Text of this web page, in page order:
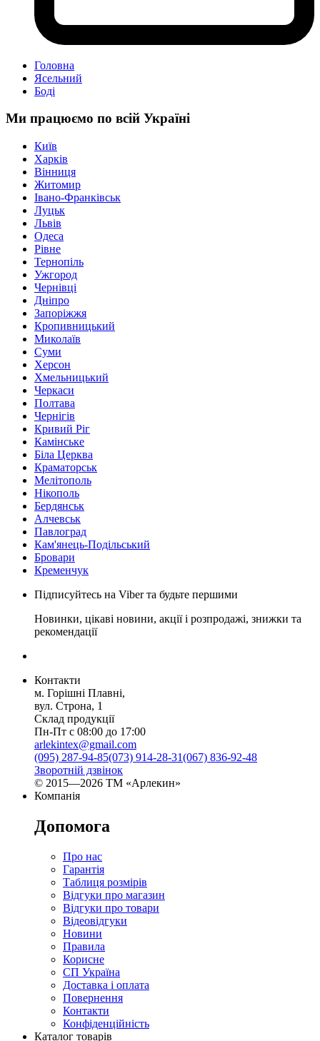
Головна
Ясельний
Боді
Ми працюємо по всій Україні
Київ
Харків
Вінниця
Житомир
Івано-Франківськ
Луцьк
Львів
Одеса
Рівне
Тернопіль
Ужгород
Чернівці
Дніпро
Запоріжжя
Кропивницький
Миколаїв
Суми
Херсон
Хмельницький
Черкаси
Полтава
Чернігів
Кривий Ріг
Камінське
Біла Церква
Краматорськ
Мелітополь
Нікополь
Бердянськ
Алчевськ
Павлоград
Кам'янець-Подільський
Бровари
Кременчук
Підписуйтесь на Viber та будьте першими
Новинки, цікаві новини, акції і розпродажі, знижки та
рекомендації
Контакти
м. Горішні Плавні,
вул. Строна, 1
Склад продукції
Пн-Пт с 08:00 до 17:00
arlekintex@gmail.com
(095) 287-94-85(073) 914-28-31(067) 836-92-48
Зворотній дзвінок
© 2015—2026 ТМ «Арлекин»
Компанія
Допомога
Про нас
Гарантія
Таблиця розмірів
Відгуки про магазин
Відгуки про товари
Відеовідгуки
Новини
Правила
Корисне
СП Україна
Доставка і оплата
Повернення
Контакти
Конфіденційність
Каталог товарів